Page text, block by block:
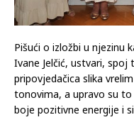
Pišući o izložbi u njezinu
Ivane Jelčić, ustvari,
pripovjedačica slika
tonovima, a upravo su
boje pozitivne energije i